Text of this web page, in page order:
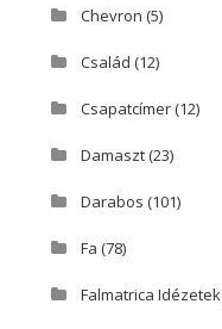
Chevron (5)
Család (12)
Csapatcímer(12)
Damaszt(23)
Darabos (101)
Fa (78)
Falmatrica Idézetek